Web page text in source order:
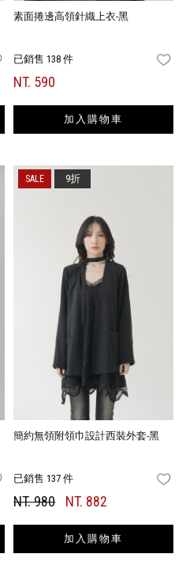
FAVORITES
素面捲邊高領針織上衣-黑
已銷售 138 件
NT. 590
加入購物車
FAVORITES
簡約無領附領巾設計西裝外套-黑
已銷售 137 件
NT. 980 NT. 882
加入購物車
9折